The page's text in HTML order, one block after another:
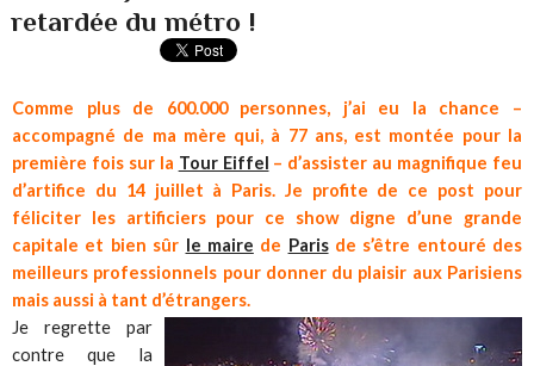
retardée du métro !
Comme plus de 600.000 personnes, j’ai eu la chance –
accompagné de ma mère qui, à 77 ans, est montée pour la
première fois sur la Tour Eiffel – d’assister au magnifique feu
d’artifice du 14 juillet à Paris. Je profite de ce post pour
féliciter les artificiers pour ce show digne d’une grande
capitale et bien sûr le maire de Parisde s’être entouré des
meilleurs professionnels pour donner du plaisir aux Parisiens
mais aussi à tant d’étrangers.
Je regrette par
contre que la